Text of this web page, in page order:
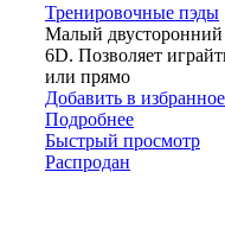
Тренировочные пэды
Малый
6D. Позволяет
или прямо
Добавить в избранное
Подробнее
Быстрый просмотр
Распродан